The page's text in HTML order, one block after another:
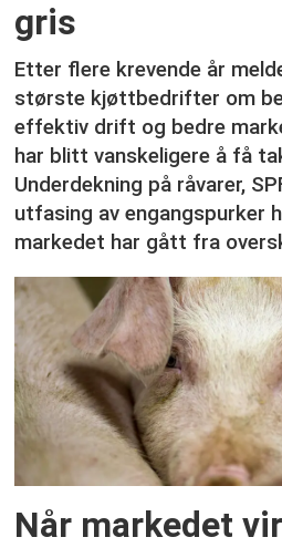
gris
Etter flere krevende år
største kjøttbedrifter om
effektiv drift og bedre
har blitt vanskeligere å få
Underdekning på råvarer,
utfasing av engangspurker
markedet har gått fra
Når markedet